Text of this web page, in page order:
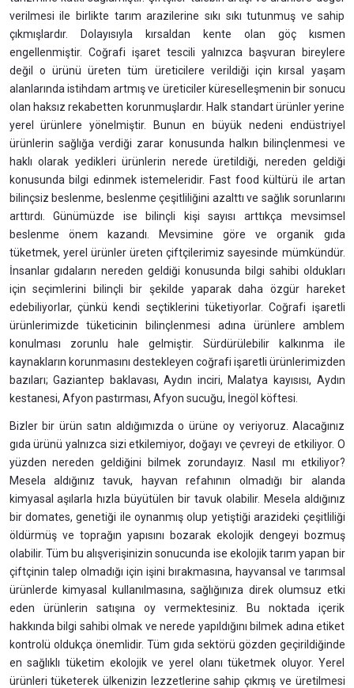
verilmesi ile birlikte tarım arazilerine sıkı sıkı tutunmuş ve sahip
çıkmışlardır. Dolayısıyla kırsaldan kente olan göç kısmen
engellenmiştir. Coğrafi işaret tescili yalnızca başvuran bireylere
değil o ürünü üreten tüm üreticilere verildiği için kırsal yaşam
alanlarında istihdam artmış ve üreticiler küreselleşmenin bir sonucu
olan haksız rekabetten korunmuşlardır. Halk standart ürünler yerine
yerel ürünlere yönelmiştir. Bunun en büyük nedeni endüstriyel
ürünlerin sağlığa verdiği zarar konusunda halkın bilinçlenmesi ve
haklı olarak yedikleri ürünlerin nerede üretildiği, nereden geldiği
konusunda bilgi edinmek istemeleridir. Fast food kültürü ile artan
bilinçsiz beslenme, beslenme çeşitliliğini azalttı ve sağlık sorunlarını
arttırdı. Günümüzde ise bilinçli kişi sayısı arttıkça mevsimsel
beslenme önem kazandı. Mevsimine göre ve organik gıda
tüketmek, yerel ürünler üreten çiftçilerimiz sayesinde mümkündür.
İnsanlar gıdaların nereden geldiği konusunda bilgi sahibi oldukları
için seçimlerini bilinçli bir şekilde yaparak daha özgür hareket
edebiliyorlar, çünkü kendi seçtiklerini tüketiyorlar. Coğrafi işaretli
ürünlerimizde tüketicinin bilinçlenmesi adına ürünlere amblem
konulması zorunlu hale gelmiştir. Sürdürülebilir kalkınma ile
kaynakların korunmasını destekleyen coğrafi işaretli ürünlerimizden
bazıları; Gaziantep baklavası, Aydın inciri, Malatya kayısısı, Aydın
kestanesi, Afyon pastırması, Afyon sucuğu, İnegöl köftesi.
Bizler bir ürün satın aldığımızda o ürüne oy veriyoruz. Alacağınız
gıda ürünü yalnızca sizi etkilemiyor, doğayı ve çevreyi de etkiliyor. O
yüzden nereden geldiğini bilmek zorundayız. Nasıl mı etkiliyor?
Mesela aldığınız tavuk, hayvan refahının olmadığı bir alanda
kimyasal aşılarla hızla büyütülen bir tavuk olabilir. Mesela aldığınız
bir domates, genetiği ile oynanmış olup yetiştiği arazideki çeşitliliği
öldürmüş ve toprağın yapısını bozarak ekolojik dengeyi bozmuş
olabilir. Tüm bu alışverişinizin sonucunda ise ekolojik tarım yapan bir
çiftçinin talep olmadığı için işini bırakmasına, hayvansal ve tarımsal
ürünlerde kimyasal kullanılmasına, sağlığınıza direk olumsuz etki
eden ürünlerin satışına oy vermektesiniz. Bu noktada içerik
hakkında bilgi sahibi olmak ve nerede yapıldığını bilmek adına etiket
kontrolü oldukça önemlidir. Tüm gıda sektörü gözden geçirildiğinde
en sağlıklı tüketim ekolojik ve yerel olanı tüketmek oluyor. Yerel
ürünleri tüketerek ülkenizin lezzetlerine sahip çıkmış ve üretilmesi